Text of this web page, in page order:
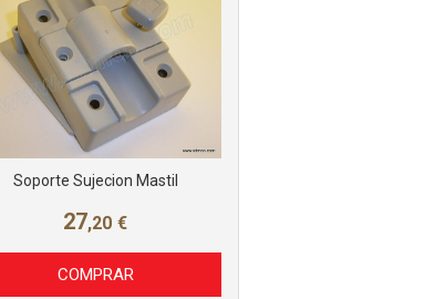
Soporte Sujecion Mastil
27,20 €
COMPRAR